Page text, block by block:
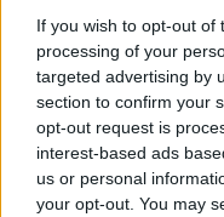
If you wish to opt-out of
processing of your
targeted advertising by
section to confirm your
opt-out request is
interest-based ads
us or personal
your opt-out. You may
Στην Κρήτη ο